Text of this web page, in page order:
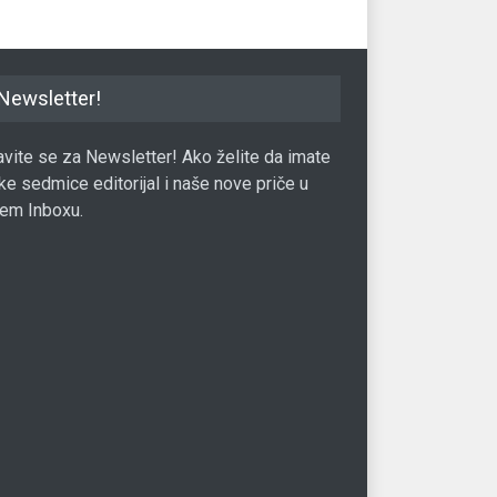
se za Newsletter! Ako želite da imate
sedmice editorijal i naše nove priče u
Inboxu.